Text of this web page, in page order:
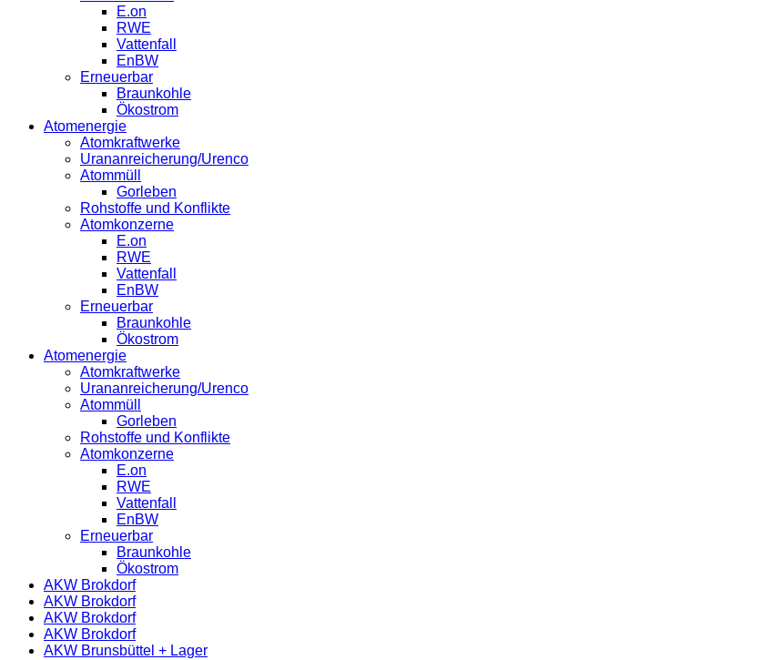
E.on
RWE
Vattenfall
EnBW
Erneuerbar
Braunkohle
Ökostrom
Atomenergie
Atomkraftwerke
Urananreicherung/Urenco
Atommüll
Gorleben
Rohstoffe und Konflikte
Atomkonzerne
E.on
RWE
Vattenfall
EnBW
Erneuerbar
Braunkohle
Ökostrom
Atomenergie
Atomkraftwerke
Urananreicherung/Urenco
Atommüll
Gorleben
Rohstoffe und Konflikte
Atomkonzerne
E.on
RWE
Vattenfall
EnBW
Erneuerbar
Braunkohle
Ökostrom
AKW Brokdorf
AKW Brokdorf
AKW Brokdorf
AKW Brokdorf
AKW Brunsbüttel + Lager